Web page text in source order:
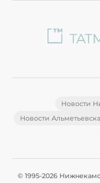
Новости
Новости Альметьевска
© 1995-2026